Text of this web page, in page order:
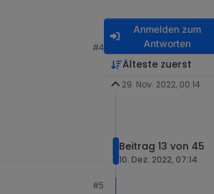
#4
#5
Anmelden zum
Antworten
Älteste zuerst
29. Nov. 2022, 00:14
Beitrag 13 von 45
10. Dez. 2022, 07:14